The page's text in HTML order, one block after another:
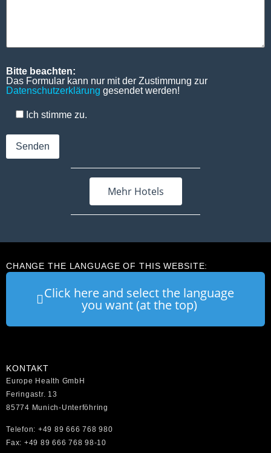
Bitte beachten:
Das Formular kann nur mit der Zustimmung zur
Datenschutzerklärung gesendet werden!
Ich stimme zu.
Mehr Hotels
CHANGE THE LANGUAGE OF THIS WEBSITE:
Click here and select the language
you want (at the top)
KONTAKT
Europe Health GmbH
Feringastr. 13
85774 Munich-Unterföhring
Telefon: +49 89 666 768 980
Fax: +49 89 666 768 98-10